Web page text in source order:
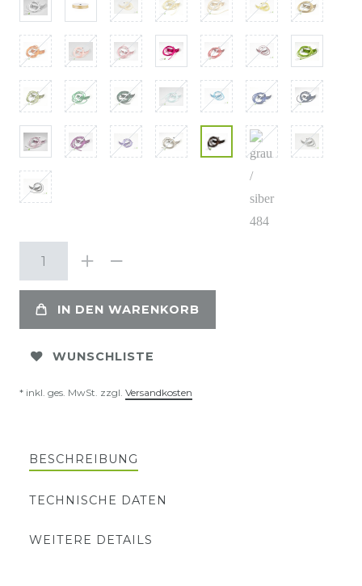
IN DEN WARENKORB
WUNSCHLISTE
* inkl. ges. MwSt. zzgl. Versandkosten
BESCHREIBUNG
TECHNISCHE DATEN
WEITERE DETAILS